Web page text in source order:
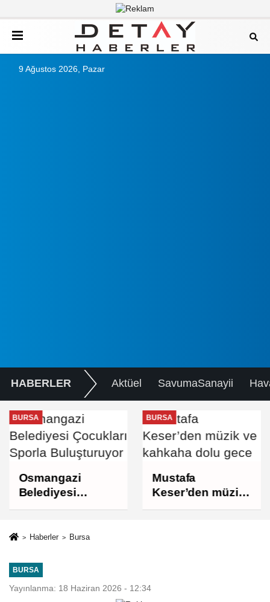
9 Ağustos 2026, Pazar
HABERLER Aktüel SavumaSanayii
BURSA
Osmangazi
Belediyesi
Çocukları Sporla
BURSA
Mustafa
Keser’den müzik
ve kahkaha dolu
Haberler Bursa
BURSA
Yayınlanma: 18 Haziran 2026 - 12:34